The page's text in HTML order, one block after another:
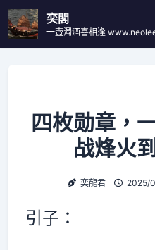
Skip
to
content
奕閣
一壺濁酒喜相逢
四枚勋章，
战烽火
奕龍君 2025/
引子：